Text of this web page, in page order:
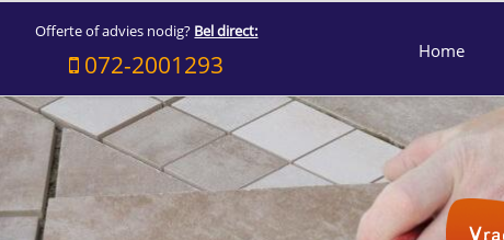
Offerte of advies nodig? Bel direct:
072-2001293 Home